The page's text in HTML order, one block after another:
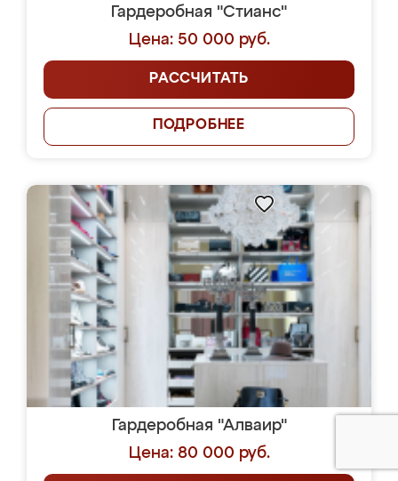
Гардеробная "Стианс"
Цена: 50 000 руб.
РАССЧИТАТЬ
ПОДРОБНЕЕ
Гардеробная "Алваир"
Цена: 80 000 руб.